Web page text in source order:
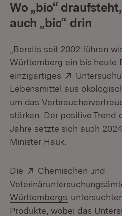
Wo „bio“
auch „bio“ drin
„Bereits seit 2002 führen
Württemberg ein bis heute
einzigartiges
Extern:
Lebensmittel aus
um das
stärken. Der positive Trend
Jahre setzte sich auch
Minister Hauk.
Die Extern:
Chemischen und
Württembergs (Öffnet in
Produkte, wobei das